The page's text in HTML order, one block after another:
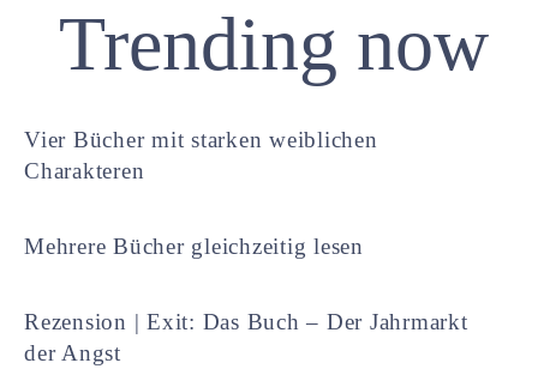
Trending now
Vier Bücher mit starken weiblichen
Charakteren
Mehrere Bücher gleichzeitig lesen
Rezension | Exit: Das Buch – Der Jahrmarkt
der Angst